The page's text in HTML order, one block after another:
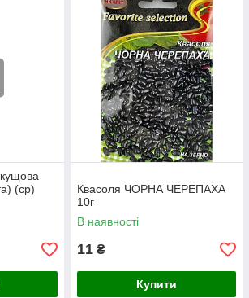
(ср)
Квасоля ЧОРНА ЧЕРЕПАХА
10г
В наявності
11 ₴
Купити